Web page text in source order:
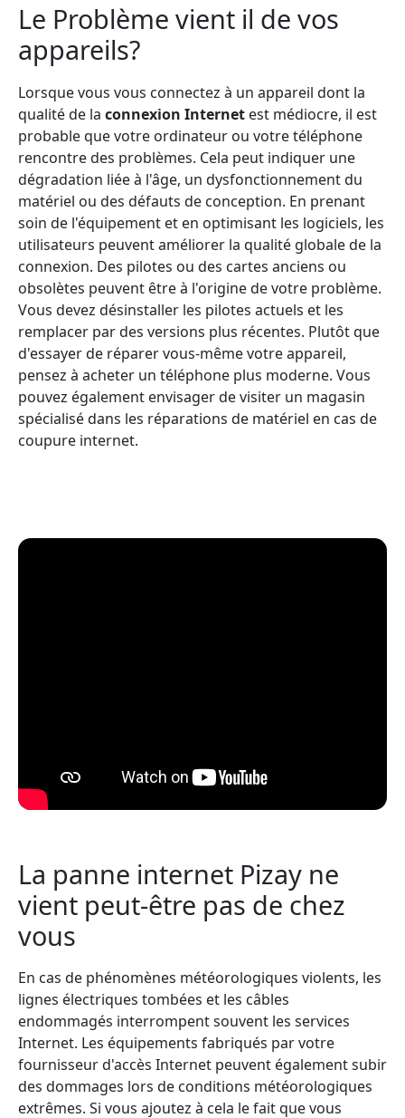
Le Problème vient il de vos
appareils?
Lorsque vous vous connectez à un appareil dont la
qualité de la connexion Internet est médiocre, il est
probable que votre ordinateur ou votre téléphone
rencontre des problèmes. Cela peut indiquer une
dégradation liée à l'âge, un dysfonctionnement du
matériel ou des défauts de conception. En prenant
soin de l'équipement et en optimisant les logiciels, les
utilisateurs peuvent améliorer la qualité globale de la
connexion. Des pilotes ou des cartes anciens ou
obsolètes peuvent être à l'origine de votre problème.
Vous devez désinstaller les pilotes actuels et les
remplacer par des versions plus récentes. Plutôt que
d'essayer de réparer vous-même votre appareil,
pensez à acheter un téléphone plus moderne. Vous
pouvez également envisager de visiter un magasin
spécialisé dans les réparations de matériel en cas de
coupure internet.
La panne internet Pizay ne
vient peut-être pas de chez
vous
En cas de phénomènes météorologiques violents, les
lignes électriques tombées et les câbles
endommagés interrompent souvent les services
Internet. Les équipements fabriqués par votre
fournisseur d'accès Internet peuvent également subir
des dommages lors de conditions météorologiques
extrêmes. Si vous ajoutez à cela le fait que vous